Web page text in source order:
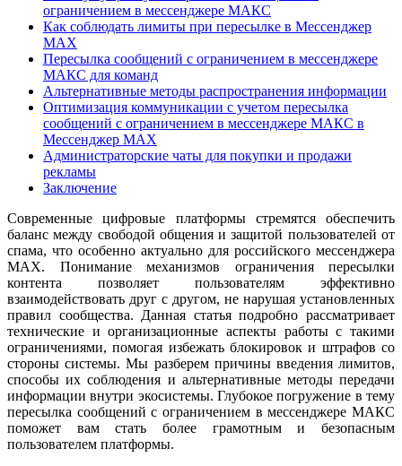
ограничением в мессенджере МАКС
Как соблюдать лимиты при пересылке в Мессенджер
MAX
Пересылка сообщений с ограничением в мессенджере
МАКС для команд
Альтернативные методы распространения информации
Оптимизация коммуникации с учетом пересылка
сообщений с ограничением в мессенджере МАКС в
Мессенджер MAX
Администраторские чаты для покупки и продажи
рекламы
Заключение
Современные цифровые платформы стремятся обеспечить
баланс между свободой общения и защитой пользователей от
спама, что особенно актуально для российского мессенджера
MAX. Понимание механизмов ограничения пересылки
контента позволяет пользователям эффективно
взаимодействовать друг с другом, не нарушая установленных
правил сообщества. Данная статья подробно рассматривает
технические и организационные аспекты работы с такими
ограничениями, помогая избежать блокировок и штрафов со
стороны системы. Мы разберем причины введения лимитов,
способы их соблюдения и альтернативные методы передачи
информации внутри экосистемы. Глубокое погружение в тему
пересылка сообщений с ограничением в мессенджере МАКС
поможет вам стать более грамотным и безопасным
пользователем платформы.